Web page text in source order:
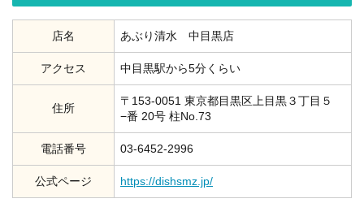
店名 あぶり清水 中目黒店
アクセス 中目黒駅から5分くらい
住所
〒153-0051 東京都目黒区上目黒３丁目５
−番 20号 柱No.73
電話番号 03-6452-2996
公式ページ https://dishsmz.jp/